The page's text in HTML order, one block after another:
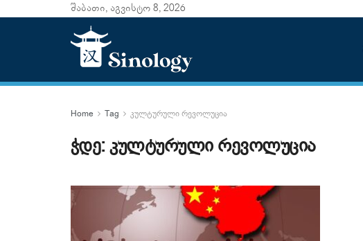
შაბათი, აგვისტო 8, 2026
Home Tag კულტურული რევოლუცია
ჭდე:კულტურული რევოლუცია